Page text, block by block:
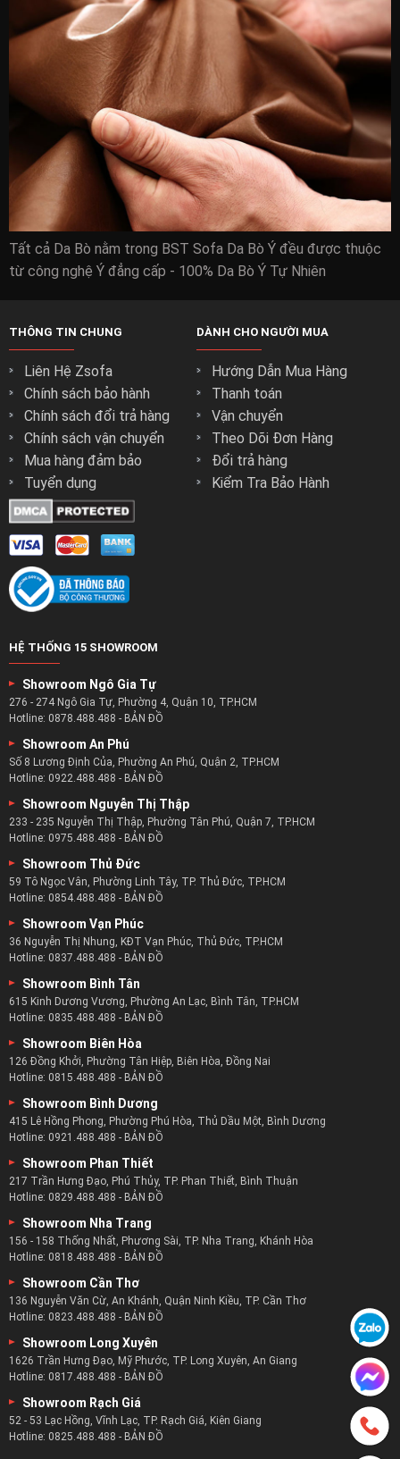
Tất cả Da Bò nằm trong BST Sofa Da Bò Ý đều được thuộc
từ công nghệ Ý đẳng cấp - 100% Da Bò Ý Tự Nhiên
THÔNG TIN CHUNG
Liên Hệ Zsofa
Chính sách bảo hành
Chính sách đổi trả hàng
Chính sách vận chuyển
Mua hàng đảm bảo
Tuyển dụng
DÀNH CHO NGƯỜI MUA
Hướng Dẫn Mua Hàng
Thanh toán
Vận chuyển
Theo Dõi Đơn Hàng
Đổi trả hàng
Kiểm Tra Bảo Hành
HỆ THỐNG 15 SHOWROOM
Showroom Ngô Gia Tự
276 - 274 Ngô Gia Tự, Phường 4, Quận 10, TP.HCM
Hotline: 0878.488.488 - BẢN ĐỒ
Showroom An Phú
Số 8 Lương Định Của, Phường An Phú, Quận 2, TP.HCM
Hotline: 0922.488.488 - BẢN ĐỒ
Showroom Nguyễn Thị Thập
233 - 235 Nguyễn Thị Thập, Phường Tân Phú, Quận 7, TP.HCM
Hotline: 0975.488.488 - BẢN ĐỒ
Showroom Thủ Đức
59 Tô Ngọc Vân, Phường Linh Tây, TP. Thủ Đức, TP.HCM
Hotline: 0854.488.488 - BẢN ĐỒ
Showroom Vạn Phúc
36 Nguyễn Thị Nhung, KĐT Vạn Phúc, Thủ Đức, TP.HCM
Hotline: 0837.488.488 - BẢN ĐỒ
Showroom Bình Tân
615 Kinh Dương Vương, Phường An Lạc, Bình Tân, TP.HCM
Hotline: 0835.488.488 - BẢN ĐỒ
Showroom Biên Hòa
126 Đồng Khởi, Phường Tân Hiệp, Biên Hòa, Đồng Nai
Hotline: 0815.488.488 - BẢN ĐỒ
Showroom Bình Dương
415 Lê Hồng Phong, Phường Phú Hòa, Thủ Dầu Một, Bình Dương
Hotline: 0921.488.488 - BẢN ĐỒ
Showroom Phan Thiết
217 Trần Hưng Đạo, Phú Thủy, TP. Phan Thiết, Bình Thuận
Hotline: 0829.488.488 - BẢN ĐỒ
Showroom Nha Trang
156 - 158 Thống Nhất, Phương Sài, TP. Nha Trang, Khánh Hòa
Hotline: 0818.488.488 - BẢN ĐỒ
Showroom Cần Thơ
136 Nguyễn Văn Cừ, An Khánh, Quận Ninh Kiều, TP. Cần Thơ
Hotline: 0823.488.488 - BẢN ĐỒ
Showroom Long Xuyên
1626 Trần Hưng Đạo, Mỹ Phước, TP. Long Xuyên, An Giang
Hotline: 0817.488.488 - BẢN ĐỒ
Showroom Rạch Giá
52 - 53 Lạc Hồng, Vĩnh Lạc, TP. Rạch Giá, Kiên Giang
Hotline: 0825.488.488 - BẢN ĐỒ